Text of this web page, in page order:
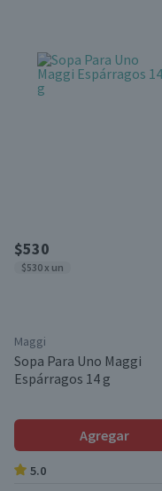
$530
$530 x un
Maggi
Sopa Para Uno Maggi
Espárragos 14 g
Agregar
5.0